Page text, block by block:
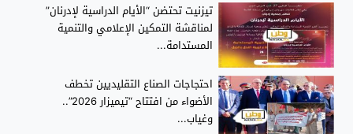
تيزنيت تحتضن “الأيام الدراسية لإدرنان”
لمناقشة التمكين الإعلامي والتنمية
المستدامة...
احتجاجات الصناع التقليديين تخطف
الأضواء من افتتاح “تيميزار 2026”..
وغياب...